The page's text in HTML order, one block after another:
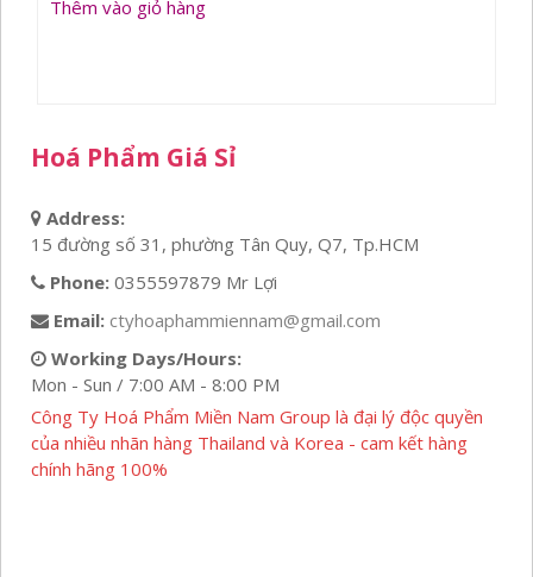
là:
tại
Thêm vào giỏ hàng
Hoá Phẩm Giá Sỉ
Address:
15 đường số 31, phường Tân Quy, Q7, Tp.HCM
Phone: 0355597879 Mr Lợi
Email: ctyhoaphammiennam@gmail.com
Working Days/Hours:
Mon - Sun / 7:00 AM - 8:00 PM
Công Ty Hoá Phẩm Miền Nam Group là đại lý độc quyền
của nhiều nhãn hàng Thailand và Korea - cam kết hàng
chính hãng 100%